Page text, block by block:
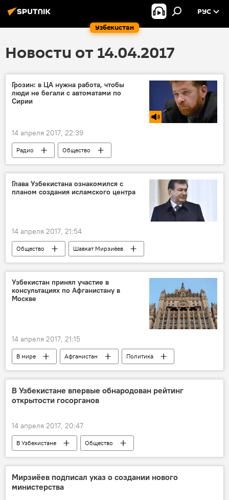
Узбекистан
РУС
Новости от 14.04.2017
Грозин: в ЦА нужна работа, чтобы
люди не бегали с автоматами по
Сирии
14 апреля 2017, 22:39
Радио
Общество
Центральная Азия
Глава Узбекистана ознакомился с
планом создания исламского центра
14 апреля 2017, 21:54
Общество Шавкат Мирзиёев
Узбекистан принял участие в
консультациях по Афганистану в
Москве
14 апреля 2017, 21:15
В мире Афганистан Политика
В Узбекистане впервые обнародован рейтинг
открытости госорганов
14 апреля 2017, 20:47
В Узбекистане
Общество
Узбекистан
Мирзиёев подписал указ о создании нового
министерства